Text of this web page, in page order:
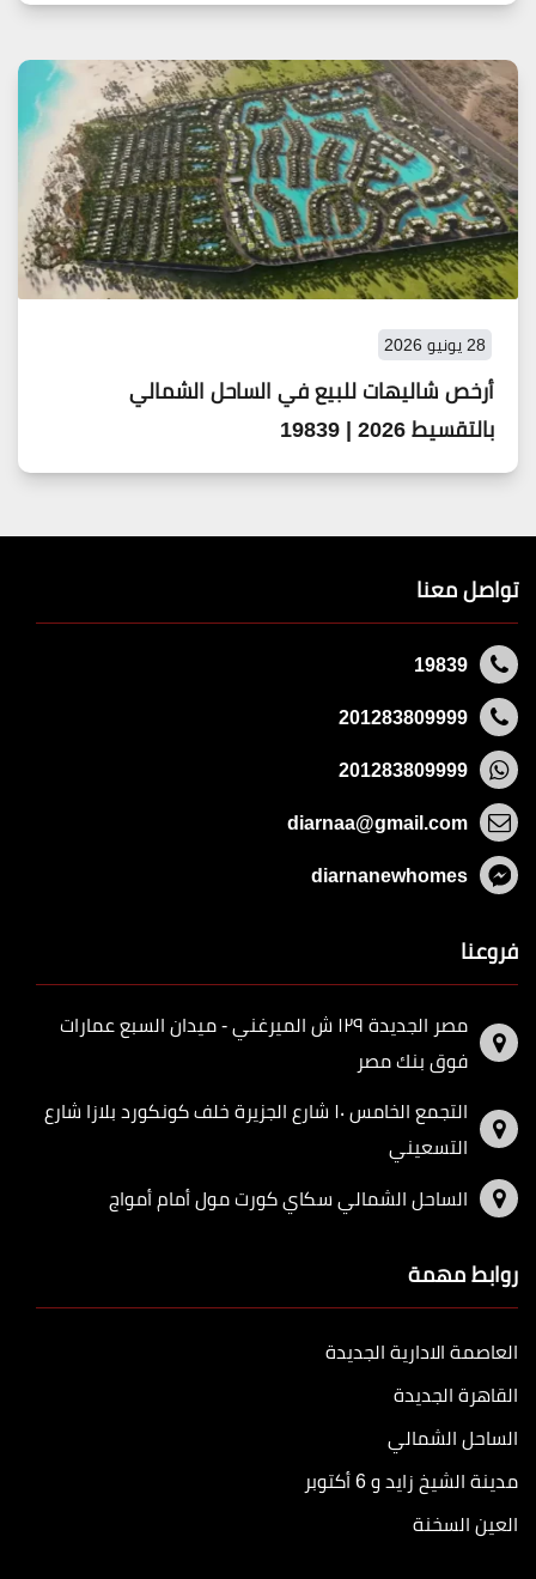
28 يونيو 2026
أرخص شاليهات للبيع في الساحل الشمالي
بالتقسيط 2026 | 19839
تواصل معنا
19839
201283809999
201283809999
diarnaa@gmail.com
diarnanewhomes
فروعنا
مصر الجديدة ١٢٩ ش الميرغني - ميدان السبع عمارات
فوق بنك مصر
التجمع الخامس ١٠ شارع الجزيرة خلف كونكورد بلازا شارع
التسعيني
الساحل الشمالي سكاي كورت مول أمام أمواج
روابط مهمة
العاصمة الادارية الجديدة
القاهرة الجديدة
الساحل الشمالي
مدينة الشيخ زايد و 6 أكتوبر
العين السخنة